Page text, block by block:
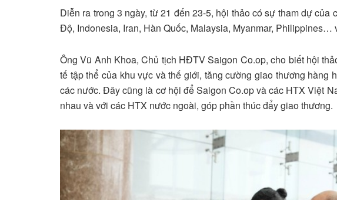
Diễn ra trong 3 ngày, từ 21 đến 23-5, hội thảo có sự tham dự của
Độ, Indonesia, Iran, Hàn Quốc, Malaysia, Myanmar, Philippines…
Ông Vũ Anh Khoa, Chủ tịch HĐTV Saigon Co.op, cho biết hội
tế tập thể của khu vực và thế giới, tăng cường giao thương hàng
các nước. Đây cũng là cơ hội để Saigon Co.op và các HTX Việt
nhau và với các HTX nước ngoài, góp phần thúc đẩy giao thương.